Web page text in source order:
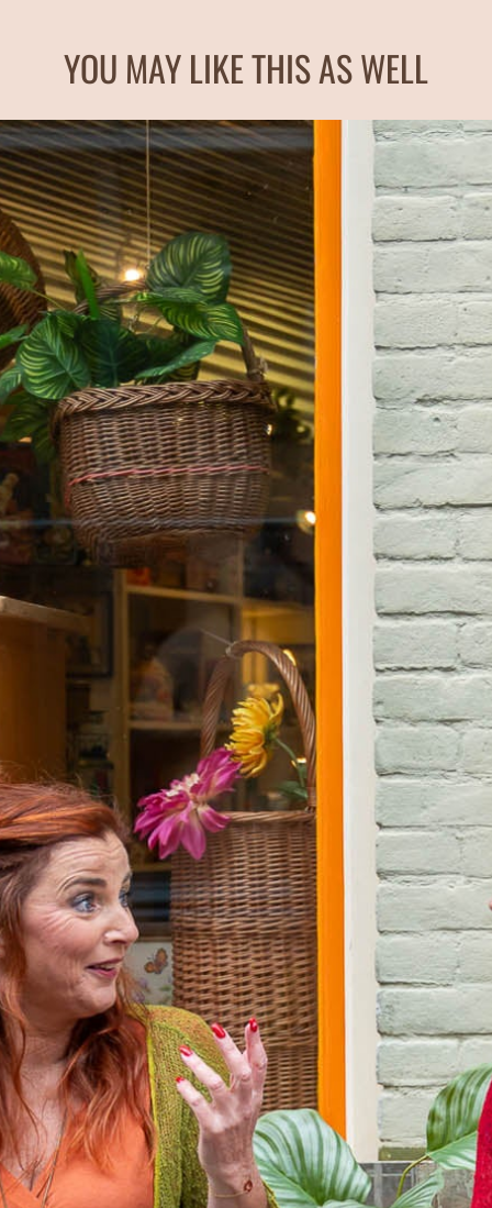
YOU MAY LIKE THIS AS WELL